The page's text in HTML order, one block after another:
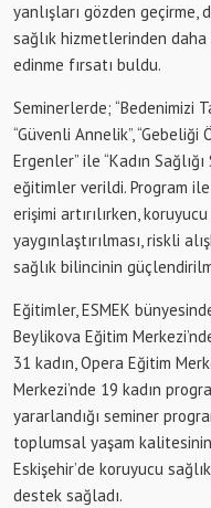
yanlışları gözden geçirme,
sağlık hizmetlerinden
edinme fırsatı buldu.
Seminerlerde; “Bedenimizi
“Güvenli Annelik”, “Gebeliği
Ergenler” ile “Kadın
eğitimler verildi. Program
erişimi artırılırken,
yaygınlaştırılması, riskli
sağlık bilincinin
Eğitimler, ESMEK
Beylikova Eğitim
31 kadın, Opera Eğitim
Merkezi’nde 19 kadın
yararlandığı seminer
toplumsal yaşam kalitesinin
Eskişehir’de koruyucu
destek sağladı.